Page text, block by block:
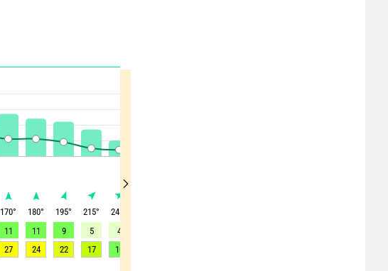
170° 180° 195° 215° 245
11 11 9 5 4
27 24 22 17 10